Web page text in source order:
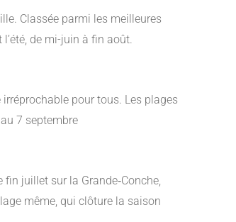
Classée parmi les meilleures
de mi-juin à fin août.
pour tous. Les plages
7 septembre
juillet sur la Grande‑Conche,
même, qui clôture la saison